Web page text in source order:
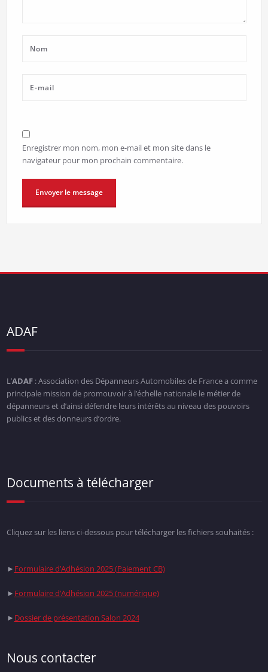
Enregistrer mon nom, mon e-mail et mon site dans le
navigateur pour mon prochain commentaire.
ADAF
L’ADAF: Association des Dépanneurs Automobiles de France a comme
principale mission de promouvoir à l’échelle nationale le métier de
dépanneurs et d’ainsi défendre leurs intérêts au niveau des pouvoirs
publics et des donneurs d’ordre.
Documents à télécharger
Cliquez sur les liens ci-dessous pour télécharger les fichiers souhaités :
► Formulaire d’Adhésion 2025 (Paiement CB)
► Formulaire d’Adhésion 2025 (numérique)
► Dossier de présentation Salon 2024
Nous contacter